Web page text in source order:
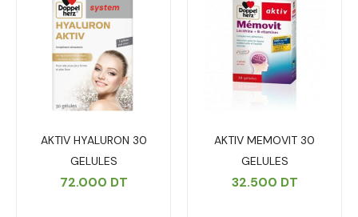
AKTIV HYALURON 30
GELULES
72.000 DT
AKTIV MEMOVIT 30
GELULES
32.500 DT